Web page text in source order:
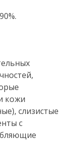
кожи
слизистые
с